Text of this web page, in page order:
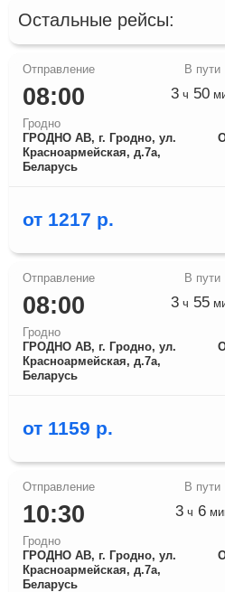
Остальные рейсы:
08:00
Гродно
ГРОДНО АВ, г. Гродно, ул.
Красноармейская, д.7а,
Беларусь
3 ч 50
от 1217 р.
08:00
Гродно
ГРОДНО АВ, г. Гродно, ул.
Красноармейская, д.7а,
Беларусь
3 ч 55
от 1159 р.
10:30
Гродно
ГРОДНО АВ, г. Гродно, ул.
Красноармейская, д.7а,
Беларусь
3ч 6